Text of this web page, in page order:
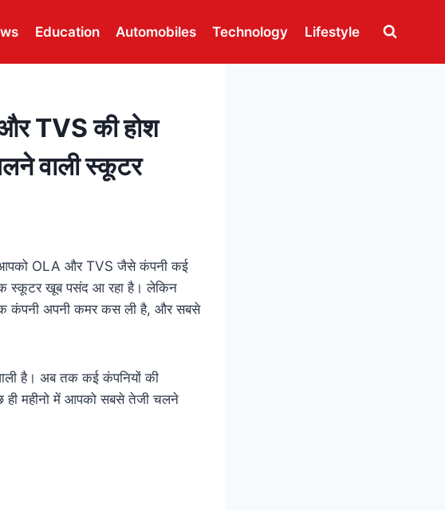
Education Automobiles Technology Lifestyle
TVS की होश
वाली स्कूटर
आपको OLA और TVS जैसे कंपनी कई
स्कूटर खूब पसंद आ रहा है। लेकिन
कंपनी अपनी कमर कस ली है, और सबसे
है। अब तक कई कंपनियों की
महीनो में आपको सबसे तेजी चलने